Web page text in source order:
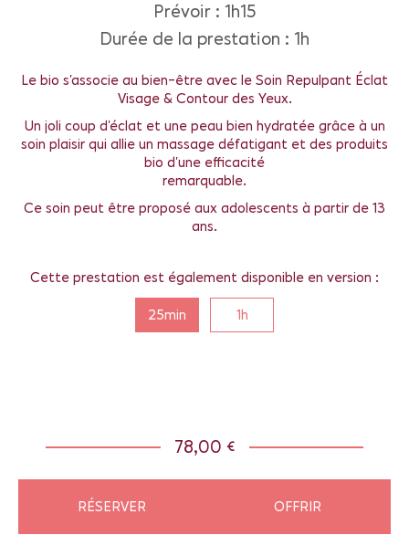
Prévoir : 1h15
Durée de la prestation : 1h
Le bio s’associe au bien-être avec le Soin Repulpant Éclat
Visage & Contour des Yeux.
Un joli coup d’éclat et une peau bien hydratée grâce à un
soin plaisir qui allie un massage défatigant et des produits
bio d’une efficacité
remarquable.
Ce soin peut être proposé aux adolescents à partir de 13
ans.
Cette prestation est également disponible en version :
25min 1h
RÉSERVER OFFRIR
78,00 €